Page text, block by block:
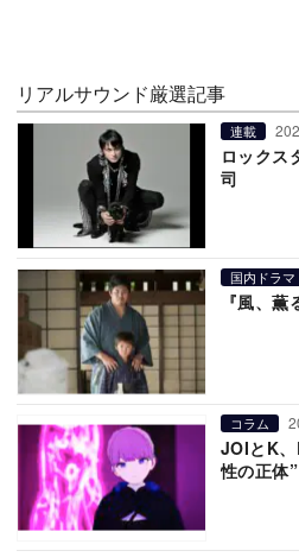
リアルサウンド厳選記事
連載
ロックス
司
国内ドラマ
『風、
コラム
JOIとK
性の正体”